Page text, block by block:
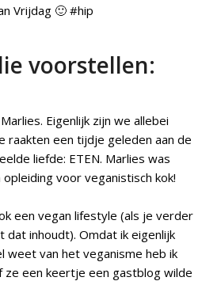
Vrijdag 🙂 #hip
voorstellen:
Eigenlijk zijn we allebei
raakten een tijdje geleden aan de
liefde: ETEN. Marlies was
voor veganistisch kok!
een vegan lifestyle (als je verder
dat inhoudt). Omdat ik eigenlijk
weet van het veganisme heb ik
ze een keertje een gastblog wilde